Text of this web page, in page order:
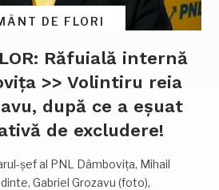
DE FLORI
Răfuială internă
>> Volintiru reia
după ce a eșuat
de excludere!
șef al PNL Dâmbovița, Mihail
Gabriel Grozavu (foto),